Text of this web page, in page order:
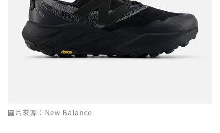
圖片來源：New Balance